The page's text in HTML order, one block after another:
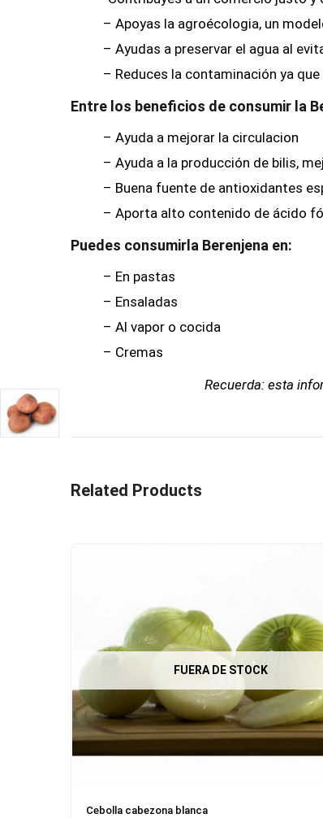
– Apoyas la agroécologia, un
– Ayudas a preservar el agua al
– Reduces la contaminación ya
Entre los beneficios de consumir la
– Ayuda a mejorar la circulacion
– Ayuda a la producción de bilis,
– Buena fuente de antioxidantes
– Aporta alto contenido de ácido
Puedes consumirla Berenjena en:
– En pastas
– Ensaladas
– Al vapor o cocida
– Cremas
Recuerda: esta
Related Products
FUERA DE STOCK
Cebolla cabezona blanca